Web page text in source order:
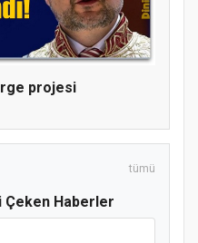
ve Gençlik Konferansı
projesi
tümü
Çeken Haberler